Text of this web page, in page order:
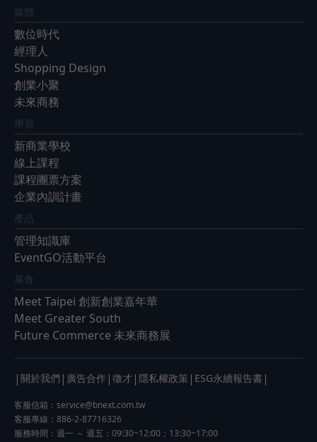
媒體
數位時代
經理人
Shopping Design
創業小聚
未來商務
學習
新商業學校
線上課程
課程團票方案
企業內訓計畫
產品
管理知識庫
EventGO活動平台
展會
Meet Taipei 創新創業嘉年華
Meet Greater South
Future Commerce 未來商務展
| 關於我們 | 廣告合作 | 徵才 | 隱私權政策 | ESG永續報告書 |
客服信箱： service@bnext.com.tw
客服專線：886-2-87716326
服務時間：週一 ～ 週五：09:30~12:00；13:30~17:00